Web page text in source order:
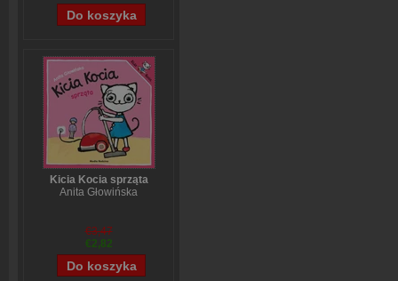
Kicia Kocia sprząta
Anita Głowińska
€3,47
€2,82